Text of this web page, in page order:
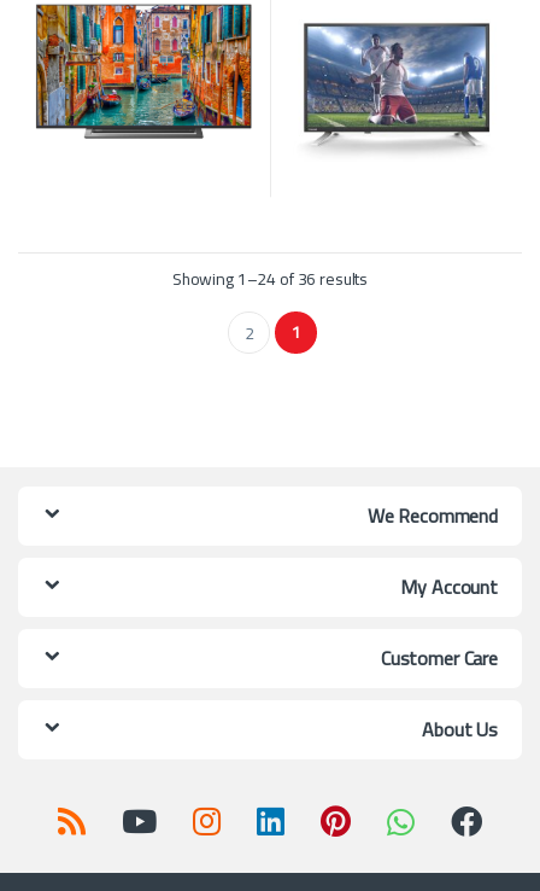
Showing 1–24 of 36 results
1
2
We Recommend
My Account
Customer Care
About Us